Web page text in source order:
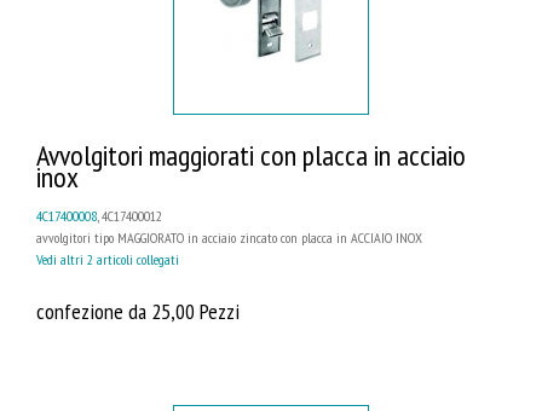
Avvolgitori maggiorati con placca in acciaio
inox
4C17400008 , 4C17400012
avvolgitori tipo MAGGIORATO in acciaio zincato con placca in ACCIAIO INOX
Vedi altri 2 articoli collegati
confezione da 25,00 Pezzi